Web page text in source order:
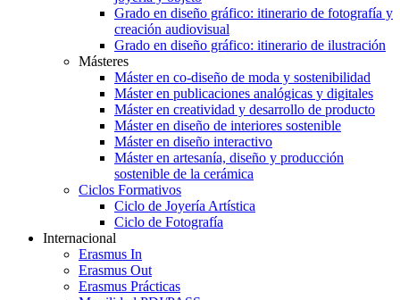
Grado en diseño gráfico: itinerario de fotografía y
creación audiovisual
Grado en diseño gráfico: itinerario de ilustración
Másteres
Máster en co-diseño de moda y sostenibilidad
Máster en publicaciones analógicas y digitales
Máster en creatividad y desarrollo de producto
Máster en diseño de interiores sostenible
Máster en diseño interactivo
Máster en artesanía, diseño y producción
sostenible de la cerámica
Ciclos Formativos
Ciclo de Joyería Artística
Ciclo de Fotografía
Internacional
Erasmus In
Erasmus Out
Erasmus Prácticas